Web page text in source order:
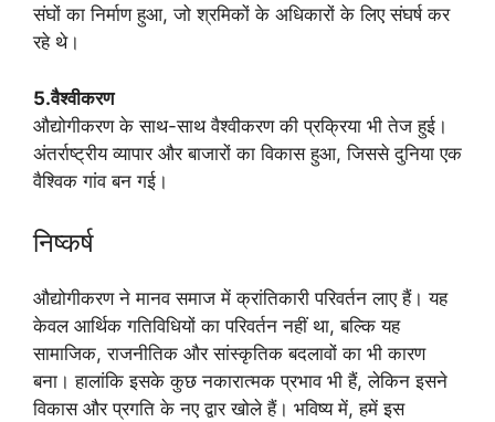
संघों का निर्माण हुआ, जो श्रमिकों के अधिकारों के लिए संघर्ष कर
रहे थे।
5.वैश्वीकरण
औद्योगीकरण के साथ-साथ वैश्वीकरण की प्रक्रिया भी तेज हुई।
अंतर्राष्ट्रीय व्यापार और बाजारों का विकास हुआ, जिससे दुनिया एक
वैश्विक गांव बन गई।
निष्कर्ष
औद्योगीकरण ने मानव समाज में क्रांतिकारी परिवर्तन लाए हैं। यह
केवल आर्थिक गतिविधियों का परिवर्तन नहीं था, बल्कि यह
सामाजिक, राजनीतिक और सांस्कृतिक बदलावों का भी कारण
बना। हालांकि इसके कुछ नकारात्मक प्रभाव भी हैं, लेकिन इसने
विकास और प्रगति के नए द्वार खोले हैं। भविष्य में, हमें इस